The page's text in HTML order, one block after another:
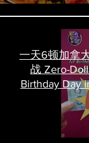
一天6顿加拿
战 Zero-
Birthday Day
吃喝玩